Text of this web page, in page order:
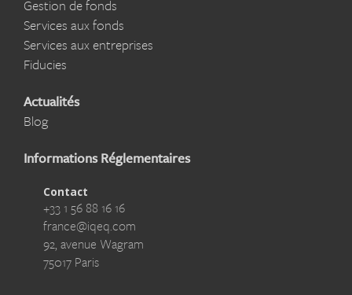
Gestion de fonds
Services aux fonds
Services aux entreprises
Fiducies
Actualités
Blog
Informations Réglementaires
Contact
+33 1 56 88 16 16
france@iqeq.com
92, avenue Wagram
75017 Paris